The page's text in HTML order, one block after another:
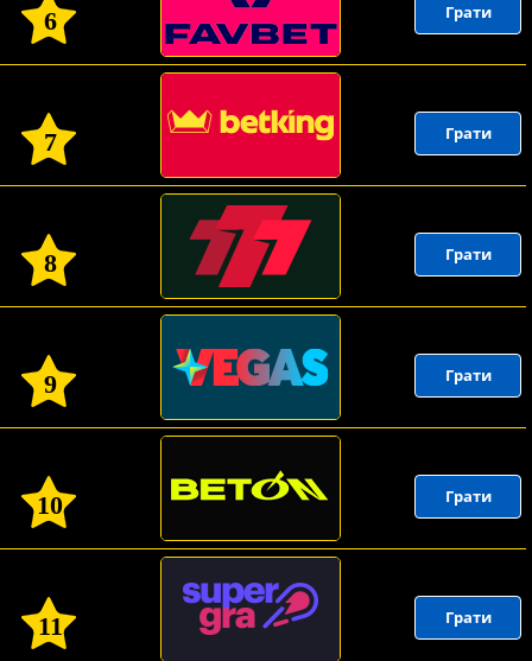
6 Грати
7 Грати
8 Грати
9 Грати
10 Грати
11 Грати